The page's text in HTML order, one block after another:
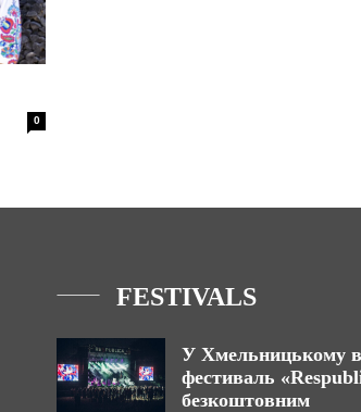
0
FESTIVALS
У Хмельницькому
фестиваль
безкоштовним